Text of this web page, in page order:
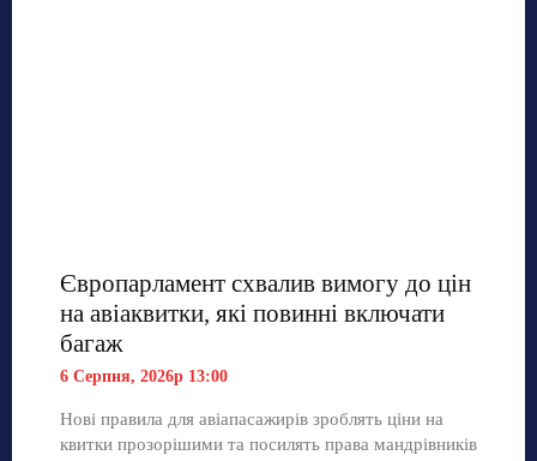
Європарламент схвалив вимогу до цін
на авіаквитки, які повинні включати
багаж
6 Серпня, 2026р 13:00
Нові правила для авіапасажирів зроблять ціни на
квитки прозорішими та посилять права мандрівників